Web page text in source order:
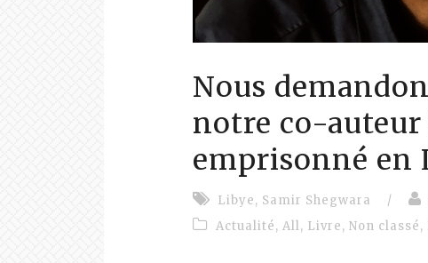
Nous
notre co-auteur
emprisonné en
Libye, Samir Shegwara /
Actualité, All, Livre, Non classé,